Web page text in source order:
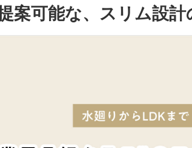
案可能な、 スリム設計